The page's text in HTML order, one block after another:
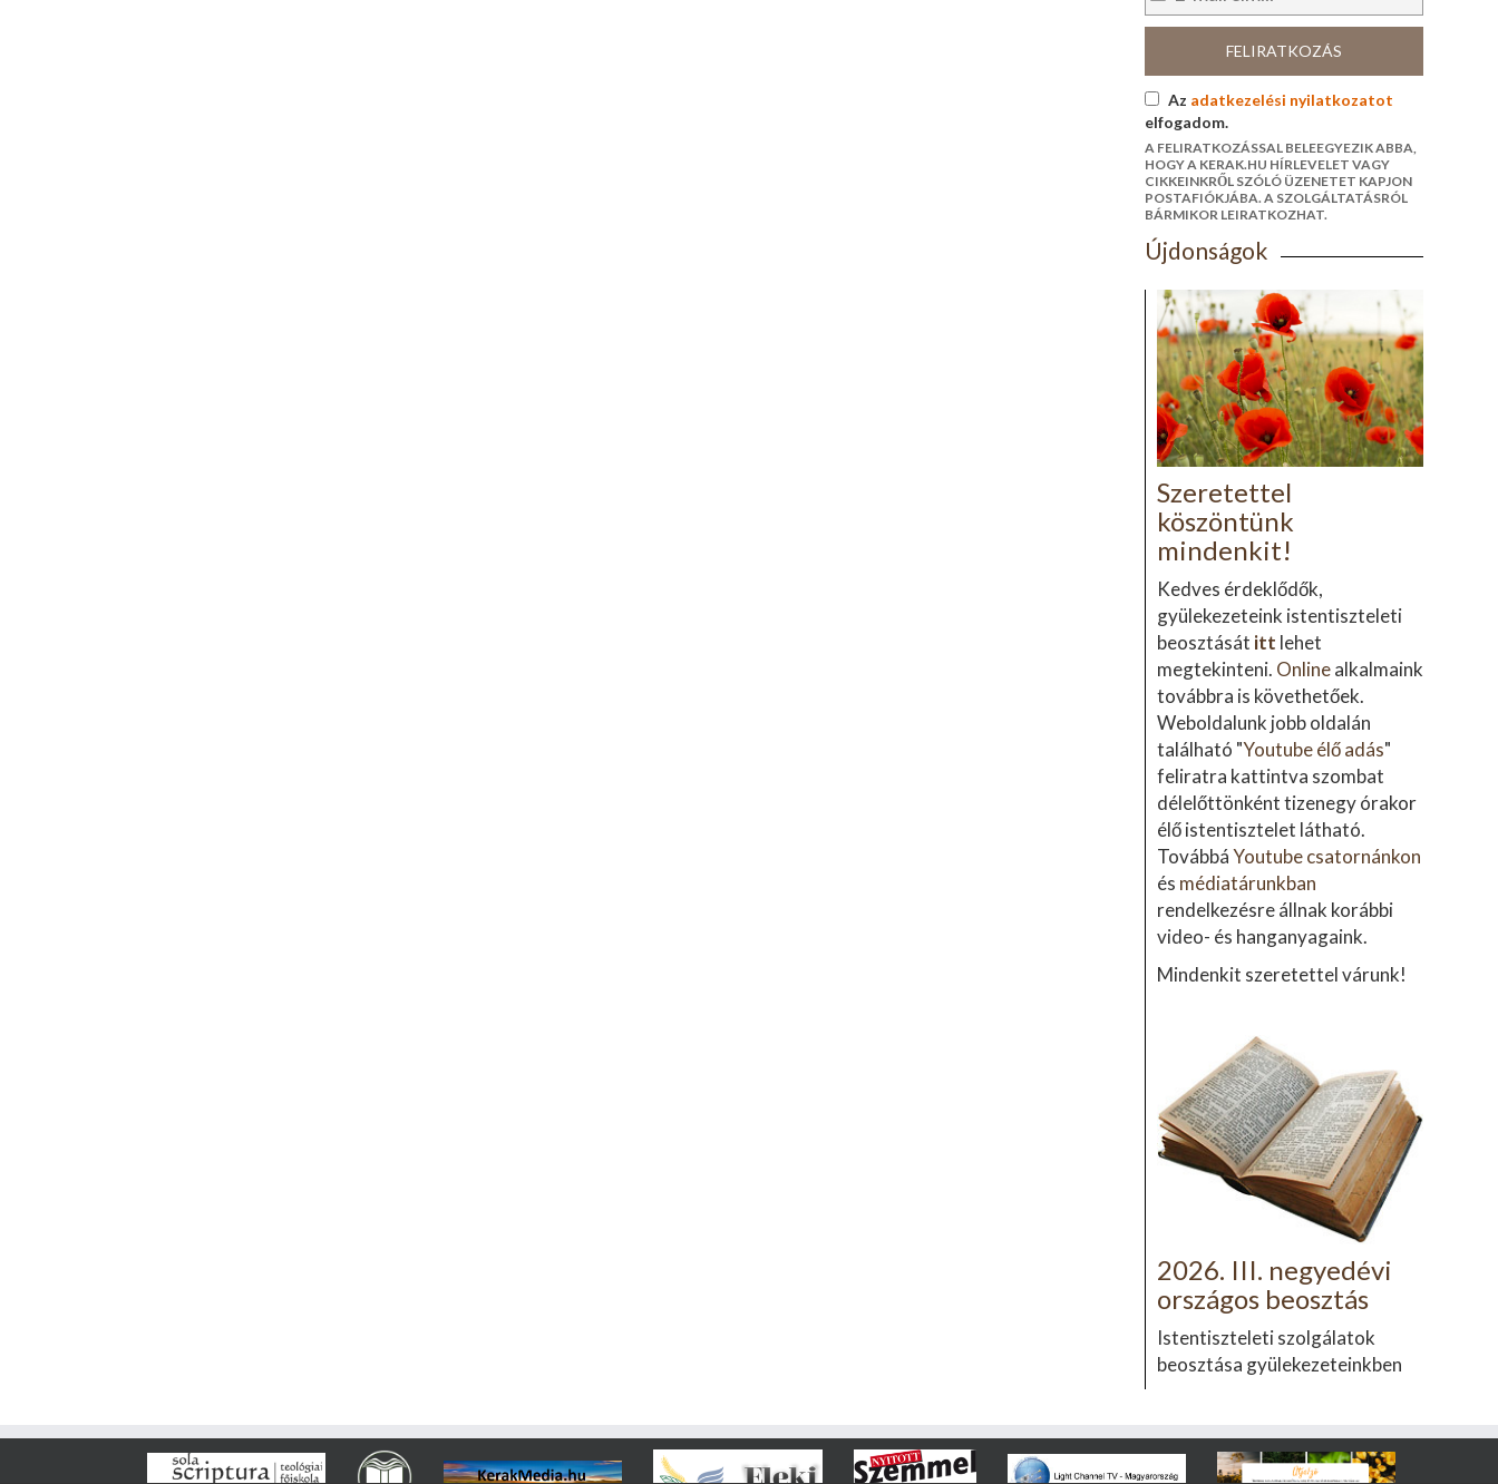
FELIRATKOZÁS
Az adatkezelési nyilatkozatot
elfogadom.
A FELIRATKOZÁSSAL BELEEGYEZIK ABBA,
HOGY A KERAK.HU HÍRLEVELET VAGY
CIKKEINKRŐL SZÓLÓ ÜZENETET KAPJON
POSTAFIÓKJÁBA. A SZOLGÁLTATÁSRÓL
BÁRMIKOR LEIRATKOZHAT.
Újdonságok
Szeretettel
köszöntünk
mindenkit!
Kedves érdeklődők,
gyülekezeteink istentiszteleti
beosztását itt lehet
megtekinteni. Onlinealkalmaink
továbbra is követhetőek.
Weboldalunk jobb oldalán
található "Youtube élő adás"
feliratra kattintva szombat
délelőttönként tizenegy órakor
élő istentisztelet látható.
TovábbáYoutube csatornánkon
és médiatárunkban
rendelkezésre állnak korábbi
video- és hanganyagaink.
Mindenkit szeretettel várunk!
2026. III. negyedévi
országos beosztás
Istentiszteleti szolgálatok
beosztása gyülekezeteinkben